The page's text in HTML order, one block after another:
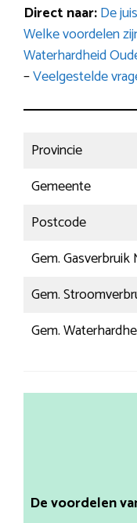
Direct naar:De
Welke voordelen
Waterhardheid
–Veelgestelde
Provincie
Gemeente
Postcode
Gem. Gasverbruik
Gem.
Gem.
De voordelen